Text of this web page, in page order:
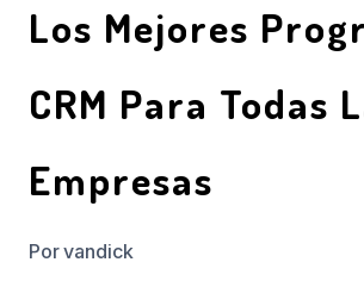
Los Mejores
CRM Para Todas
Empresas
Porvandick